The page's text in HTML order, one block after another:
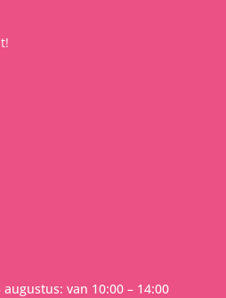
van 10:00 – 14:00